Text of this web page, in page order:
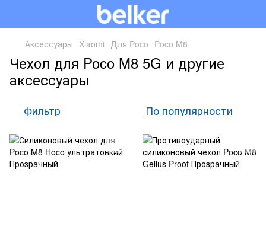
Аксессуары Xiaomi Для Poco Poco M8
Чехол для Poco M8 5G и другие
аксессуары
Фильтр По популярности